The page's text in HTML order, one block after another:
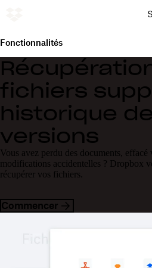
Fonctionnalités
fichiers
historique
versions
Vous avez perdu des documents,
modifications accidentelles ? Dropbox
récupérer vos fichiers.
Commencer